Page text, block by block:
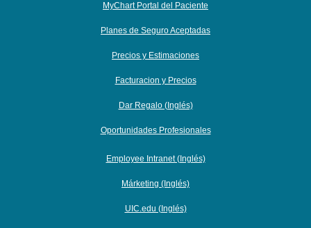
MyChart Portal del Paciente
Planes de Seguro Aceptadas
Precios y Estimaciones
Facturacion y Precios
Dar Regalo (Inglés)
Oportunidades Profesionales
Employee Intranet (Inglés)
Márketing (Inglés)
UIC.edu (Inglés)